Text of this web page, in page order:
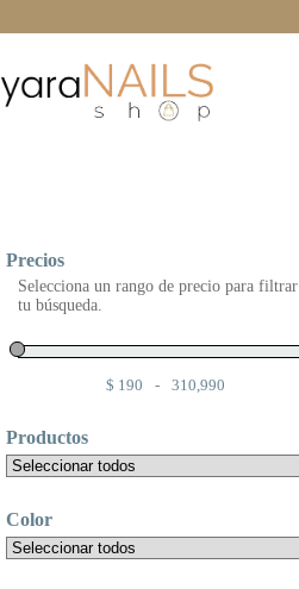
al
Precios
Selecciona un rango de precio para filtrar
tu búsqueda.
$ Minimum Price
190 - Maximum Price
310,990
Productos
Color